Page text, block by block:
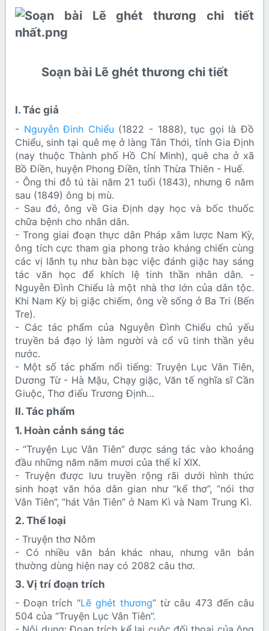
Soạn bài Lẽ ghét thương chi tiết​
I. Tác giả​
- Nguyễn Đình Chiểu (1822 - 1888), tục gọi là Đồ
Chiểu, sinh tại quê mẹ ở làng Tân Thới, tỉnh Gia Định
(nay thuộc Thành phố Hồ Chí Minh), quê cha ở xã
Bồ Điền, huyện Phong Điền, tỉnh Thừa Thiên - Huế.
- Ông thi đỗ tú tài năm 21 tuổi (1843), nhưng 6 năm
sau (1849) ông bị mù.
- Sau đó, ông về Gia Định dạy học và bốc thuốc
chữa bệnh cho nhân dân.
- Trong giai đoạn thực dân Pháp xâm lược Nam Kỳ,
ông tích cực tham gia phong trào kháng chiến cùng
các vị lãnh tụ như bàn bạc việc đánh giặc hay sáng
tác văn học để khích lệ tinh thần nhân dân. -
Nguyễn Đình Chiểu là một nhà thơ lớn của dân tộc.
Khi Nam Kỳ bị giặc chiếm, ông về sống ở Ba Tri (Bến
Tre).
- Các tác phẩm của Nguyễn Đình Chiểu chủ yếu
truyền bá đạo lý làm người và cổ vũ tinh thần yêu
nước.
- Một số tác phẩm nổi tiếng: Truyện Lục Vân Tiên,
Dương Từ - Hà Mậu, Chạy giặc, Văn tế nghĩa sĩ Cần
Giuộc, Thơ điếu Trương Định…
II. Tác phẩm​
1. Hoàn cảnh sáng tác​
- “Truyện Lục Vân Tiên” được sáng tác vào khoảng
đầu những năm năm mươi của thế kỉ XIX.
- Truyện được lưu truyền rộng rãi dưới hình thức
sinh hoạt văn hóa dân gian như “kể thơ”, “nói thơ
Vân Tiên”, “hát Vân Tiên” ở Nam Kì và Nam Trung Kì.
2. Thể loại​
- Truyện thơ Nôm
- Có nhiều văn bản khác nhau, nhưng văn bản
thường dùng hiện nay có 2082 câu thơ.
3. Vị trí đoạn trích​
- Đoạn trích “Lẽ ghét thương” từ câu 473 đến câu
504 của “Truyện Lục Vân Tiên”.